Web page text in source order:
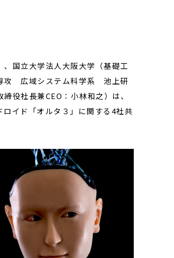
国立大学法人大阪大学（基礎工
攻 広域システム科学系 池上研
役社長兼CEO：小林和之）は、
イド「オルタ３」に関する4社共